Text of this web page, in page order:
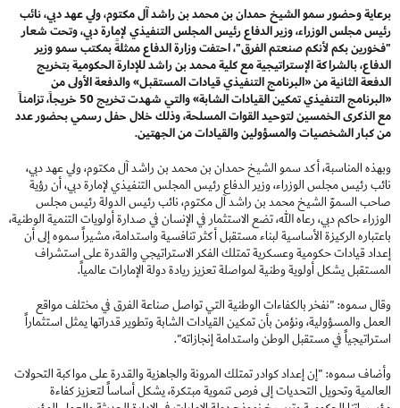
برعاية وحضور سمو الشيخ حمدان بن محمد بن راشد آل مكتوم، ولي عهد دبي، نائب
رئيس مجلس الوزراء، وزير الدفاع رئيس المجلس التنفيذي لإمارة دبي، وتحت شعار
"فخورين بكم لأنكم صنعتم الفرق"، احتفت وزارة الدفاع ممثلةً بمكتب سمو وزير
الدفاع، بالشراكة الإستراتيجية مع كلية محمد بن راشد للإدارة الحكومية بتخريج
الدفعة الثانية من «البرنامج التنفيذي قيادات المستقبل» والدفعة الأولى من
«البرنامج التنفيذي تمكين القيادات الشابة» والتي شهدت تخريج 50 خريجاً، تزامناً
مع الذكرى الخمسين لتوحيد القوات المسلحة، وذلك خلال حفل رسمي بحضور عدد
من كبار الشخصيات والمسؤولين والقيادات من الجهتين.
وبهذه المناسبة، أكد سمو الشيخ حمدان بن محمد بن راشد آل مكتوم، ولي عهد دبي،
نائب رئيس مجلس الوزراء، وزير الدفاع رئيس المجلس التنفيذي لإمارة دبي، أن رؤية
صاحب السموّ الشيخ محمد بن راشد آل مكتوم، نائب رئيس الدولة رئيس مجلس
الوزراء حاكم دبي، رعاه الله، تضع الاستثمار في الإنسان في صدارة أولويات التنمية الوطنية،
باعتباره الركيزة الأساسية لبناء مستقبل أكثر تنافسية واستدامة، مشيراً سموه إلى أن
إعداد قيادات حكومية وعسكرية تمتلك الفكر الاستراتيجي والقدرة على استشراف
المستقبل يشكل أولوية وطنية لمواصلة تعزيز ريادة دولة الإمارات عالمياً.
وقال سموه: "نفخر بالكفاءات الوطنية التي تواصل صناعة الفرق في مختلف مواقع
العمل والمسؤولية، ونؤمن بأن تمكين القيادات الشابة وتطوير قدراتها يمثل استثماراً
استراتيجياً في مستقبل الوطن واستدامة إنجازاته".
وأضاف سموه: "إن إعداد كوادر تمتلك المرونة والجاهزية والقدرة على مواكبة التحولات
العالمية وتحويل التحديات إلى فرص تنموية مبتكرة، يشكل أساساً لتعزيز كفاءة